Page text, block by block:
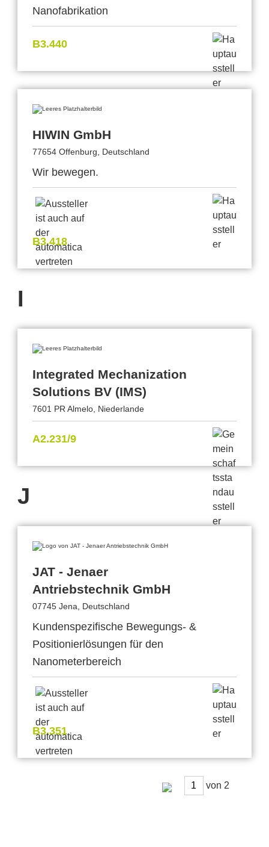
Nanofabrikation
B3.440
HIWIN GmbH
77654 Offenburg, Deutschland
Wir bewegen.
B3.418
I
Integrated Mechanization
Solutions BV (IMS)
7601 PR Almelo, Niederlande
A2.231/9
J
JAT - Jenaer
Antriebstechnik GmbH
07745 Jena, Deutschland
Kundenspezifische Bewegungs- &
Positionierlösungen für den
Nanometerbereich
B3.351
von